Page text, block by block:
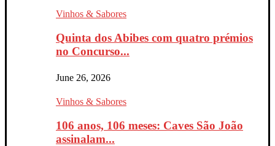
Vinhos & Sabores
Quinta dos Abibes com quatro prémios
no Concurso...
June 26, 2026
Vinhos & Sabores
106 anos, 106 meses: Caves São João
assinalam...